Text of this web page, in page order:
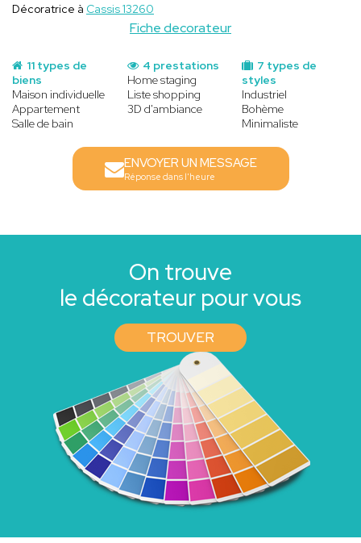
Fiche decorateur
Décoratrice à Cassis 13260
11 types de
biens
Maison individuelle
Appartement
Salle de bain
7 types de
styles
Industriel
Bohème
Minimaliste
4 prestations
Home staging
Liste shopping
3D d'ambiance
ENVOYER UN MESSAGE
Réponse dans l'heure
On trouve
le décorateur pour vous
TROUVER